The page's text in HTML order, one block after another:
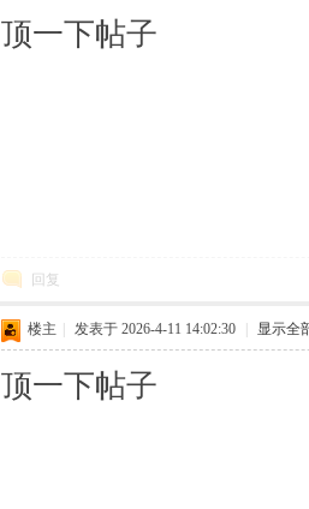
顶一下帖子
回复
楼主 发表于 2026-4-11 14:02:30 显示全
顶一下帖子